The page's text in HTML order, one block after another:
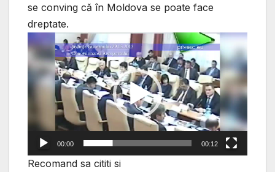
se conving că în Moldova se poate face
dreptate.
Video
Player
00:00 00:12
Recomand sa cititi si